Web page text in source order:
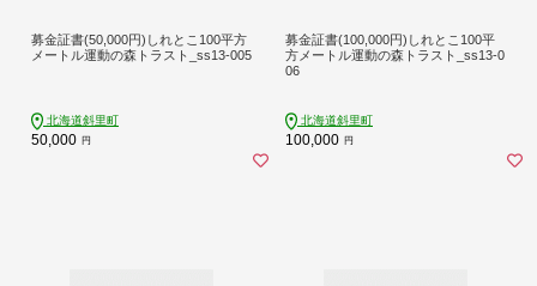
募金証書(50,000円)しれとこ100平方
メートル運動の森トラスト_ss13-005
北海道斜里町
50,000 円
募金証書(100,000円)しれとこ100平
方メートル運動の森トラスト_ss13-0
06
北海道斜里町
100,000 円